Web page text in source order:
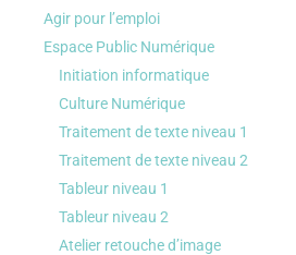
Agir pour l’emploi
Espace Public Numérique
Initiation informatique
Culture Numérique
Traitement de texte niveau 1
Traitement de texte niveau 2
Tableur niveau 1
Tableur niveau 2
Atelier retouche d’image